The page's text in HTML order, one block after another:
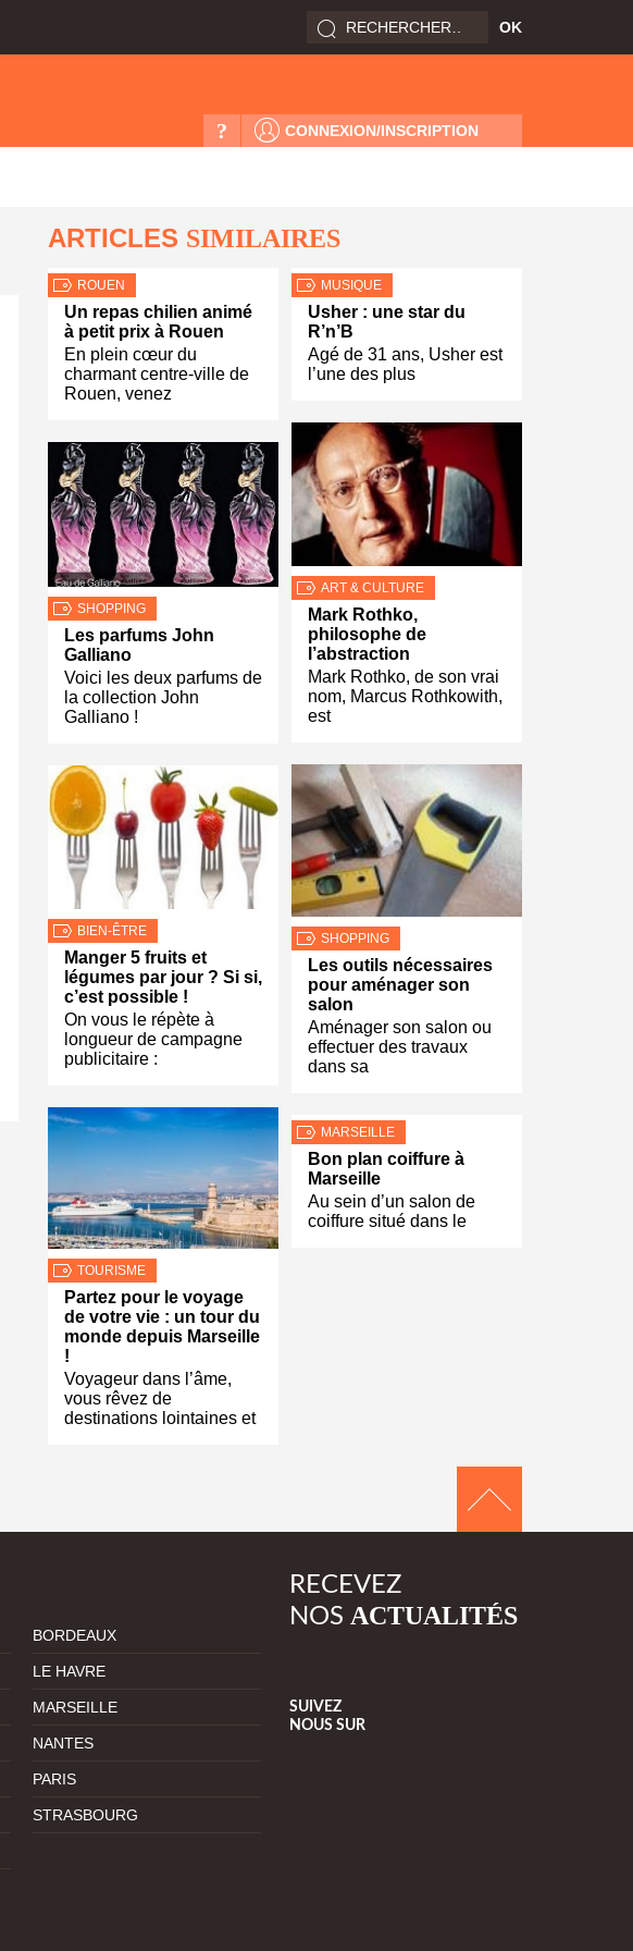
CONNEXION/INSCRIPTION
?
ARTICLES SIMILAIRES
ROUEN
Un repas chilien animé
à petit prix à Rouen
En plein cœur du
charmant centre-ville de
Rouen, venez
SHOPPING
Les parfums John
Galliano
Voici les deux parfums de
la collection John
Galliano !
BIEN-ÊTRE
Manger 5 fruits et
légumes par jour ? Si si,
c’est possible !
On vous le répète à
longueur de campagne
publicitaire :
TOURISME
Partez pour le voyage
de votre vie : un tour du
monde depuis Marseille
!
Voyageur dans l’âme,
vous rêvez de
destinations lointaines et
MUSIQUE
Usher : une star du
R’n’B
Agé de 31 ans, Usher est
l’une des plus
ART & CULTURE
Mark Rothko,
philosophe de
l’abstraction
Mark Rothko, de son vrai
nom, Marcus Rothkowith,
est
SHOPPING
Les outils nécessaires
pour aménager son
salon
Aménager son salon ou
effectuer des travaux
dans sa
MARSEILLE
Bon plan coiffure à
Marseille
Au sein d’un salon de
coiffure situé dans le
BORDEAUX
LE HAVRE
MARSEILLE
NANTES
PARIS
STRASBOURG
RECEVEZ
NOS ACTUALITÉS
SUIVEZ
NOUS SUR